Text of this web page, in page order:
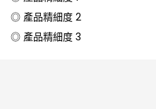
◎ 產品精細度 2
◎ 產品精細度 3